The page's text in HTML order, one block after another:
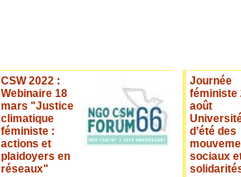
CSW 2022 :
Webinaire 18
mars "Justice
climatique
féministe :
actions et
plaidoyers en
réseaux"
Journée
féministe
août
d’été des
sociaux